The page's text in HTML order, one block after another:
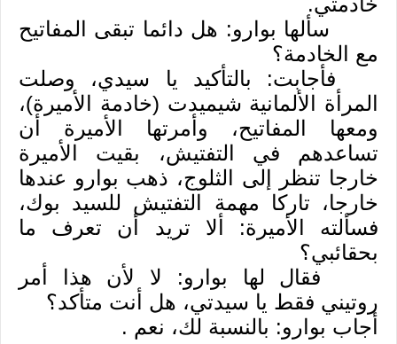
سألها بوارو: هل دائما تبقى المفاتيح
مع الخادمة؟
فأجابت: بالتأكيد يا سيدي، وصلت
المرأة الألمانية شيميدت (خادمة الأميرة)،
ومعها المفاتيح، وأمرتها الأميرة أن
تساعدهم في التفتيش، بقيت الأميرة
خارجا تنظر إلى الثلوج، ذهب بوارو عندها
خارجا، تاركا مهمة التفتيش للسيد بوك،
فسألته الأميرة: ألا تريد أن تعرف ما
بحقائبي؟
فقال لها بوارو: لا لأن هذا أمر
روتيني فقط يا سيدتي، هل أنت متأكد؟
أجاب بوارو: بالنسبة لك، نعم .